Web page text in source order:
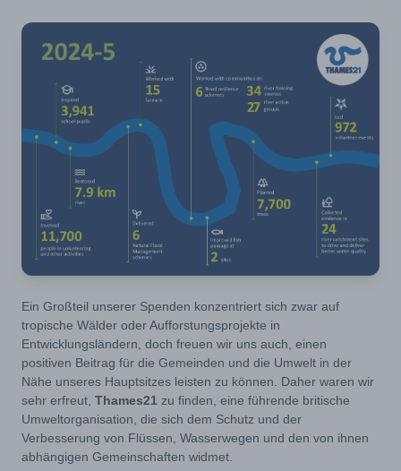
Ein Großteil unserer Spenden konzentriert sich zwar auf
tropische Wälder oder Aufforstungsprojekte in
Entwicklungsländern, doch freuen wir uns auch, einen
positiven Beitrag für die Gemeinden und die Umwelt in der
Nähe unseres Hauptsitzes leisten zu können. Daher waren wir
sehr erfreut, Thames21 zu finden, eine führende britische
Umweltorganisation, die sich dem Schutz und der
Verbesserung von Flüssen, Wasserwegen und den von ihnen
abhängigen Gemeinschaften widmet.